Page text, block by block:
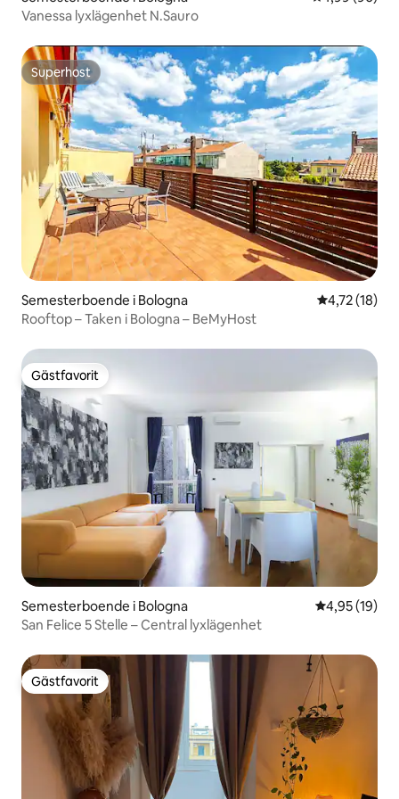
Vanessa lyxlägenhet N.Sauro
Superhost
Superhost
Semesterboende i Bologna 4,72 av 5 i
4,72 (18)
Rooftop – Taken i Bologna – BeMyHost
Gästfavorit
Gästfavorit
Semesterboende i Bologna 4,95 av 5 i
4,95 (19)
San Felice 5 Stelle – Central lyxlägenhet
Gästfavorit
Gästfavorit